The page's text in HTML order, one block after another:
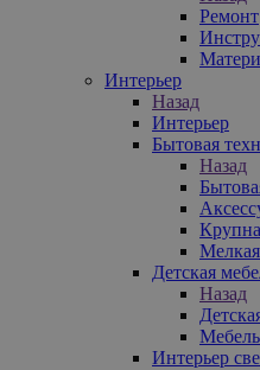
Ремонт
Интерьер
Назад
Интерьер
Бытовая
Назад
Детская
Назад
Интерьер